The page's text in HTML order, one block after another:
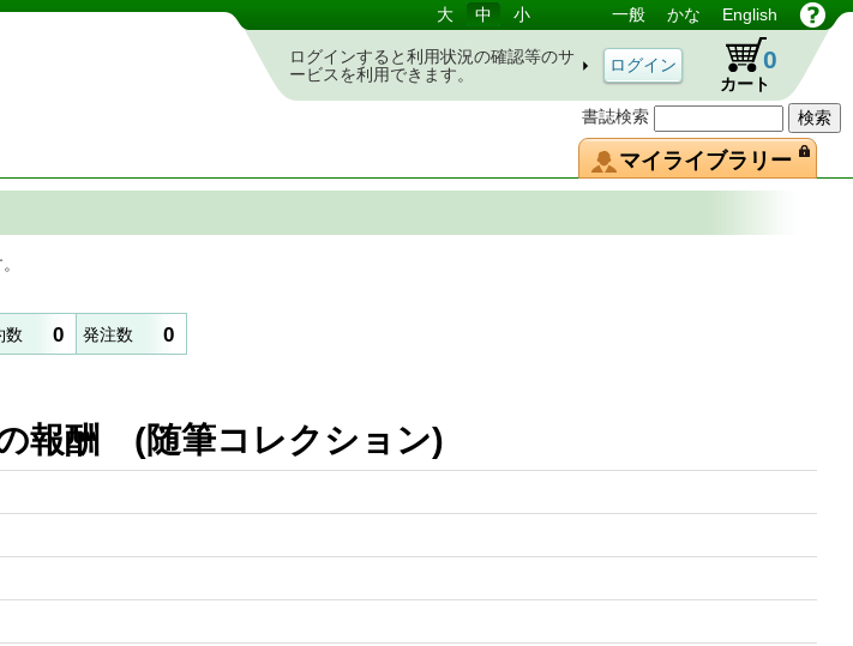
ステム
書誌検索
大 中 小 一般 かな English
ログインすると利用状況の確認等のサ
ービスを利用できます。
カート
0
マイライブラリー
数 0 発注数 0
の報酬 (随筆コレクション)